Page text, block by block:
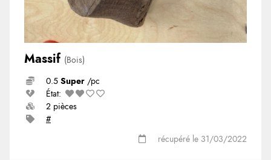
Massif (Bois)
0.5 Super /pc
État:
2 pièces
#
récupéré le 31/03/2022